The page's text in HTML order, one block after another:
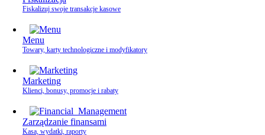
Fiskalizuj swoje transakcje kasowe
Menu
Towary, karty technologiczne i modyfikatory
Marketing
Klienci, bonusy, promocje i rabaty
Zarządzanie finansami
Kasa, wydatki, raporty